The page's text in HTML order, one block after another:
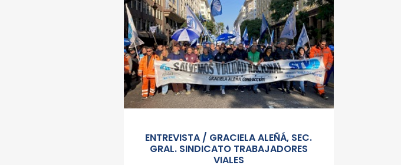
ENTREVISTA / GRACIELA ALEÑÁ, SEC.
GRAL. SINDICATO TRABAJADORES
VIALES